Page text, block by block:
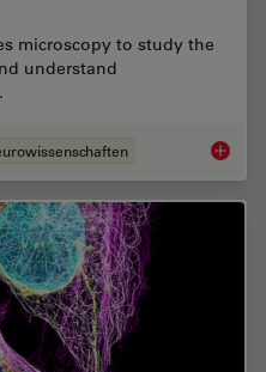
microscopy to study the
understand